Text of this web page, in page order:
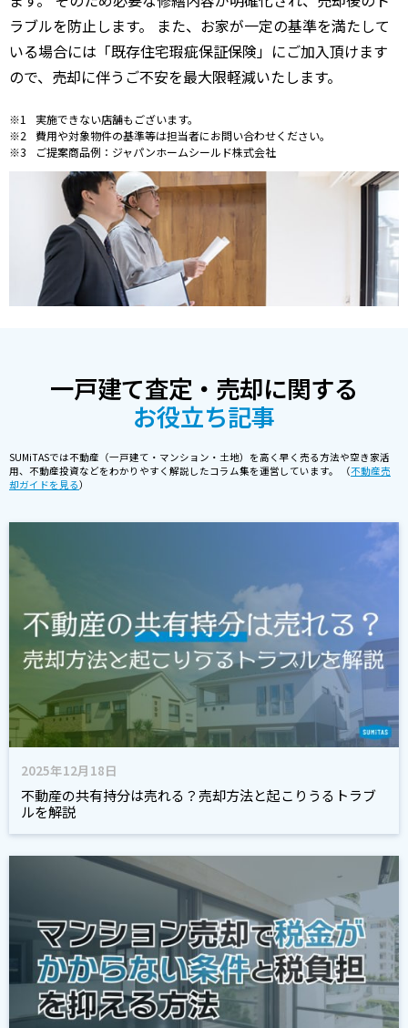
ラブルを防止します。 また、お家が一定の基準を満たして
いる場合には「既存住宅瑕疵保証保険」にご加入頂けます
ので、売却に伴うご不安を最大限軽減いたします。
実施できない店舗もございます。
費用や対象物件の基準等は担当者にお問い合わせください。
ご提案商品例：ジャパンホームシールド株式会社
一戸建て査定・売却に関する
お役立ち記事
SUMiTASでは不動産（一戸建て・マンション・土地）を高く早く売る方法や空き家活
用、不動産投資などをわかりやすく解説したコラム集を運営しています。 （不動産売
却ガイドを見る）
2025年12月18日
不動産の共有持分は売れる？売却方法と起こりうるトラブ
ルを解説